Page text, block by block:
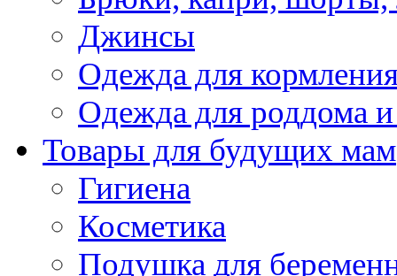
Джинсы
Одежда для
Одежда для роддома
Товары для будущих мам
Гигиена
Косметика
Подушка для